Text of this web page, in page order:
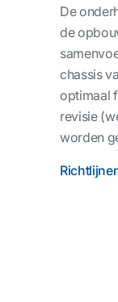
De
de
chassis
optimaal
revisie
worden